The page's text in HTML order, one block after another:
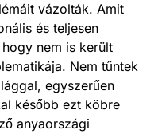
vázolták. Amit
és teljesen
nem is került
Nem tűntek
egyszerűen
később ezt köbre
anyaországi